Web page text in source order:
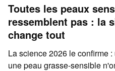
Toutes les peaux
ressemblent pas : la
change tout
La science 2026 le confirme
une peau grasse-sensible